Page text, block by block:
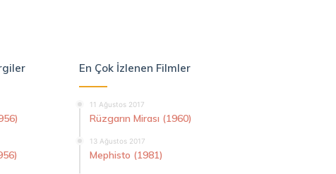
En Çok İzlenen Filmler
11 Ağustos 2017
Rüzgarın Mirası (1960)
13 Ağustos 2017
Mephisto (1981)